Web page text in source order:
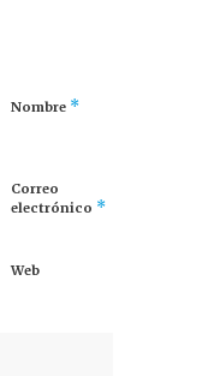
Nombre *
Correo
electrónico *
Web